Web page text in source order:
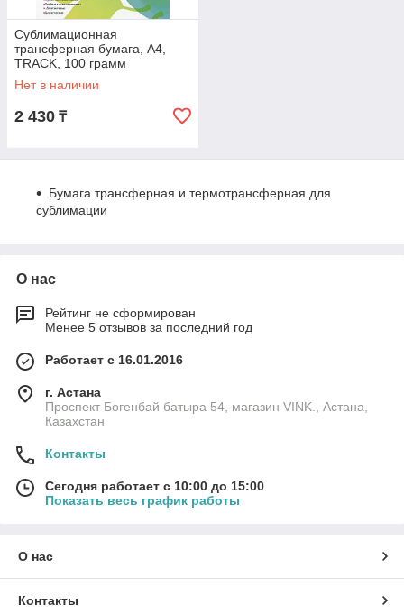
Сублимационная
трансферная бумага, A4,
TRACK, 100 грамм
Нет в наличии
2 430 ₸
Бумага трансферная и термотрансферная для
сублимации
О нас
Рейтинг не сформирован
Менее 5 отзывов за последний год
Работает с 16.01.2016
г. Астана
Проспект Бөгенбай батыра 54, магазин VINK., Астана,
Казахстан
Контакты
Сегодня работает с 10:00 до 15:00
Показать весь график работы
О нас
Контакты